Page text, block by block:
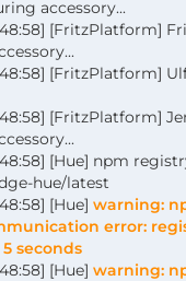
accessory...
[FritzPlatform]
[FritzPlatform]
[FritzPlatform]
[Hue] npm
hue/latest
[Hue] warning:
error:
seconds
[Hue] warning: